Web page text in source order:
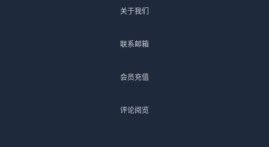
关于我们
联系邮箱
会员充值
评论阅览